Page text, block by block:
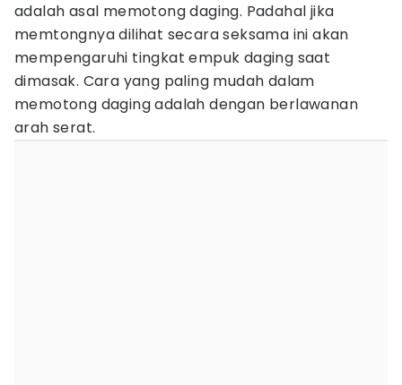
adalah asal memotong daging. Padahal jika
memtongnya dilihat secara seksama ini akan
mempengaruhi tingkat empuk daging saat
dimasak. Cara yang paling mudah dalam
memotong daging adalah dengan berlawanan
arah serat.